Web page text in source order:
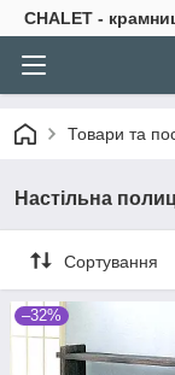
CHALET -
Товари та
Настільна
Сортування
–32%